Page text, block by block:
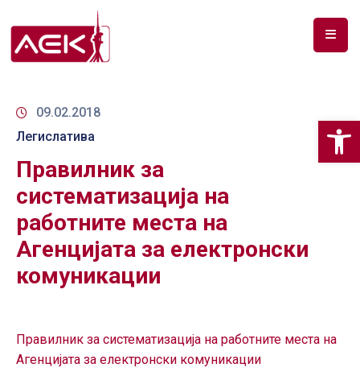
ЗА
ДОКУМЕНТИ
РФ
СПЕКТАР
ТЕЛЕКОМУНИКАЦИИ
ГРИЖА
09.02.2018
Легислатива
Правилник за
систематизација на
работните места на
Агенцијата за електронски
комуникации
Правилник за систематизација на работните места на
Агенцијата за електронски комуникации